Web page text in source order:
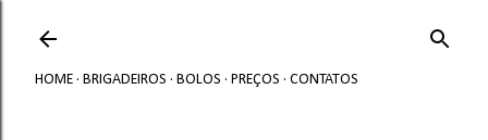
HOME BRIGADEIROS BOLOS PREÇOS CONTATOS